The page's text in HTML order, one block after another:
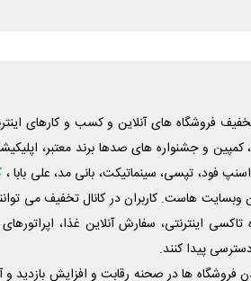
فروشگاه های آنلاین و کسب و‌ کارهای
و جشنواره های صدها برند معتبر،
فود، تپسی، سینماتیکت، بانی مد، علی‌ بابا ،
وبسایت ‌هاست. کاربران در کانال تخفیف می
اینترنتی، سفارش آنلاین غذا، اپراتورهای
پیدا کنند.
فروشگاه ها در صحنه رقابت و افزایش بازدید